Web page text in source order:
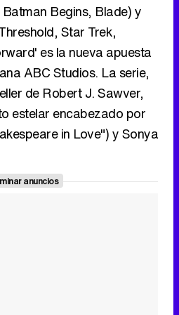
Tráiler de '33 días', la nueva serie de Atresplayer con Julián Villagrán y José Manuel Poga
Tráiler en catalán de 'Ravalear', la nueva serie de HBO Max sobre los fondos buitre
Begins, Blade) y
Star Trek,
es la nueva apuesta
ABC Studios. La serie,
de Robert J. Sawver,
estelar encabezado por
in Love") y Sonya
anuncios